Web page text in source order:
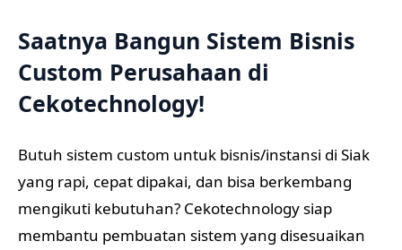
Saatnya Bangun Sistem Bisnis
Custom Perusahaan di
Cekotechnology!
Butuh sistem custom untuk bisnis/instansi di Siak
yang rapi, cepat dipakai, dan bisa berkembang
mengikuti kebutuhan? Cekotechnology siap
membantu pembuatan sistem yang disesuaikan